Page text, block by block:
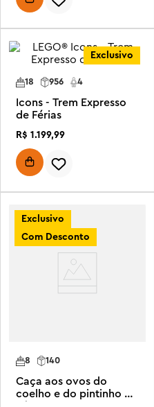
Exclusivo
18 956 4
Icons - Trem Expresso
de Férias
R$ 1 .199,99
Exclusivo
Com Desconto
140
8
Caça aos ovos do
coelho e do pintinho da